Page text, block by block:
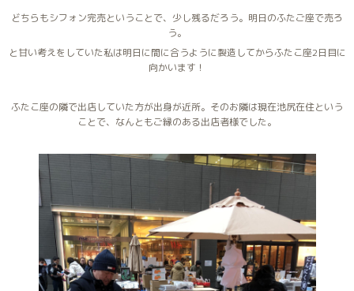
どちらもシフォン完売ということで、少し残るだろう。明日のふたご座で売ろ
う。
と甘い考えをしていた私は明日に間に合うように製造してからふたこ座2日目に
向かいます！
ふたこ座の隣で出店していた方が出身が近所。そのお隣は現在池尻在住という
ことで、なんともご縁のある出店者様でした。